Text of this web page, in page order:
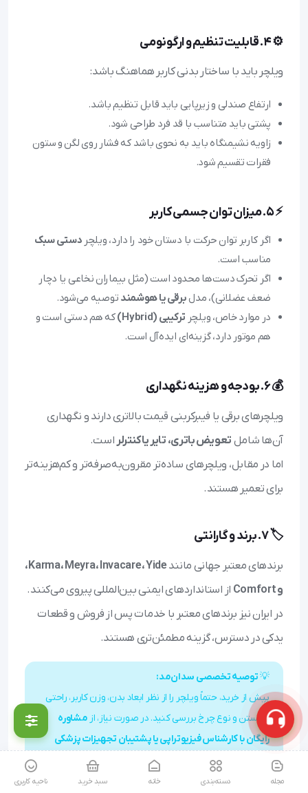
⚙️ ۴. قابلیت تنظیم و ارگونومی
ویلچر باید با ساختار بدنی کاربر هماهنگ باشد:
ارتفاع صندلی و زیرپایی باید قابل تنظیم باشد.
پشتی باید متناسب با قد فرد طراحی شود.
زاویه نشیمنگاه باید به نحوی باشد که فشار روی لگن و ستون
فقرات تقسیم شود.
⚡ ۵. میزان توان جسمی کاربر
اگر کاربر توان حرکت با دستان خود را دارد، ویلچر دستی سبک
مناسب است.
اگر تحرک دست‌ها محدود است (مثل بیماران نخاعی یا دچار
ضعف عضلانی)، مدل برقی یا هوشمند توصیه می‌شود.
در موارد خاص، ویلچر ترکیبی (Hybrid)
که هم دستی است و
هم موتور دارد، گزینه‌ای ایده‌آل است.
💰 ۶. بودجه و هزینه نگهداری
ویلچرهای برقی یا فیبرکربنی قیمت بالاتری دارند و نگهداری
آن‌ها شامل تعویض باتری، تایر یا کنترلر است.
اما در مقابل، ویلچرهای ساده‌تر مقرون‌به‌صرفه‌تر و کم‌هزینه‌تر
برای تعمیر هستند.
🏷️ ۷. برند و گارانتی
برندهای معتبر جهانی مانند
Karma، Meyra، Invacare، Yide،
و Comfort
از استانداردهای ایمنی بین‌المللی پیروی می‌کنند.
در ایران نیز برندهای معتبر با خدمات پس از فروش و قطعات
یدکی در دسترس، گزینه مطمئن‌تری هستند.
💡توصیه تخصصی سدان‌مد:
پیش از خرید، حتماً ویلچر را از نظر ابعاد بدن، وزن کاربر، راحتی
نشستن و نوع چرخ بررسی کنید. در صورت نیاز، از مشاوره
رایگان با کارشناس فیزیوتراپی یا پشتیبان تجهیزات پزشکی
استفاده کنید تا بهترین مدل بر اساس وضعیت
جسمی و بودجه شما انتخاب شود.
مجله دسته‌بندی خانه سبد خرید ناحیه کاربری